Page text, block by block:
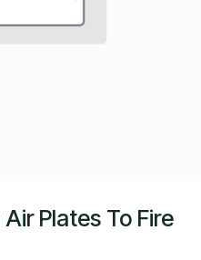
Plates To Fire